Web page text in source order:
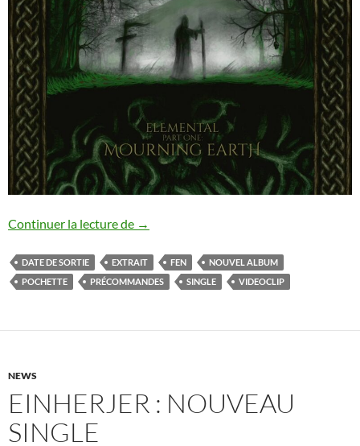
Continuer la lecture de Fen : nouvel album annoncé
→
DATE DE SORTIE EXTRAIT FEN
NOUVEL ALBUM
POCHETTE
PRÉCOMMANDES SINGLE VIDEOCLIP
NEWS
EINHERJER : NOUVEAU
SINGLE